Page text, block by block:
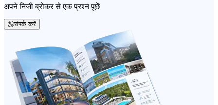
अपने निजी ब्रोकर से एक प्रश्न पूछें
संपर्क करें